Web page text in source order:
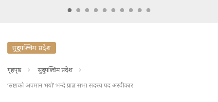
सुदुरपश्चिम प्रदेश
गृहपृष्ठ
सुदुरपश्चिम प्रदेश
‘स्रष्टाको अपमान भयो’ भन्दै प्राज्ञ सभा सदस्य पद अस्वीकार